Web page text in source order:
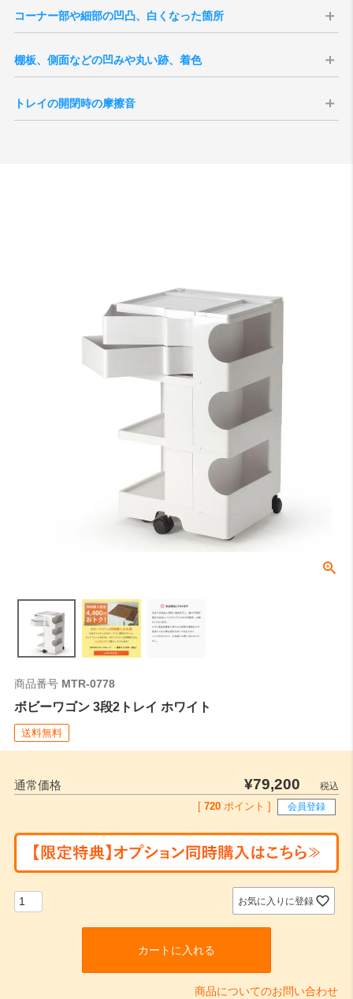
コーナー部や細部の凹凸、白くなった箇所
は、液状のプラスチック素材を注入すると、
ます。硬化後、その部分を手作業で削り取り
棚板、側面などの凹みや丸い跡、着色
みが多少残ります。これは傷などではなく、
トレイの開閉時の摩擦音
商品番号 MTR-0778
ボビーワゴン 3段2トレイ ホワイト
送料無料
通常価格 ¥79,200
税込
720 ポイント ] 会員登録
お気に入りに登録
カートに入れる
商品についてのお問い合わせ